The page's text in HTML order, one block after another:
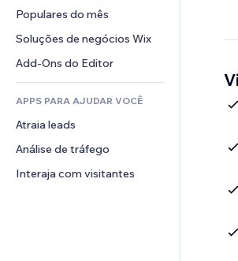
Compartilhamento de arquivos
Notícias
Botões e menus
Banners e selos
Calculadoras
Busca
Previsão do tempo
Tabelas e gráficos
Comentários
Telefone
Comunidade
Avaliações e depoimentos
CRM
Populares do mês
Soluções de negócios Wix
Add-Ons do Editor
APPS PARA AJUDAR VOCÊ
Atraia leads
Análise de tráfego
Interaja com visitantes